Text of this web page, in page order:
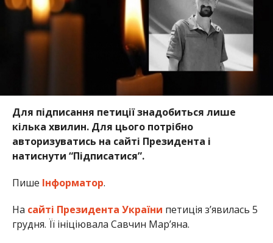
Для підписання петиції знадобиться лише
кілька хвилин. Для цього потрібно
авторизуватись на сайті Президента і
натиснути “Підписатися”.
Пише Інформатор.
На сайті Президента України петиція з’явилась 5
грудня. Її ініціювала Савчин Мар’яна.